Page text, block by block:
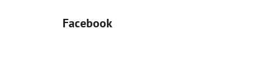
Facebook